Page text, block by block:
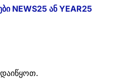
NEWS25 ან YEAR25